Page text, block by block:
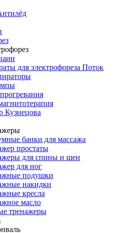
для электрофореза Поток
Кузнецова
банки для массажа
простаты
для спины и шеи
для ног
подушки
накидки
кресла
масло
тренажеры